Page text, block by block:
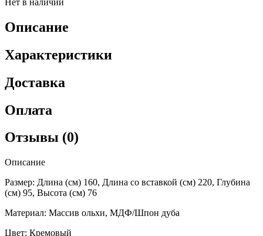
Описание
Характеристики
Доставка
Оплата
Отзывы (0)
Описание
Размер: Длина (см) 160, Длина со вставкой (см) 220, Глубина
(см) 95, Высота (см) 76
Материал: Массив ольхи, МДФ/Шпон дуба
Цвет: Кремовый